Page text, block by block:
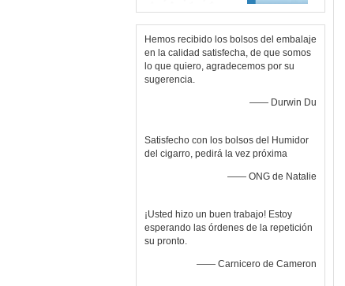
Hemos recibido los bolsos del embalaje
en la calidad satisfecha, de que somos
lo que quiero, agradecemos por su
sugerencia.
—— Durwin Du
Satisfecho con los bolsos del Humidor
del cigarro, pedirá la vez próxima
—— ONG de Natalie
¡Usted hizo un buen trabajo! Estoy
esperando las órdenes de la repetición
su pronto.
—— Carnicero de Cameron